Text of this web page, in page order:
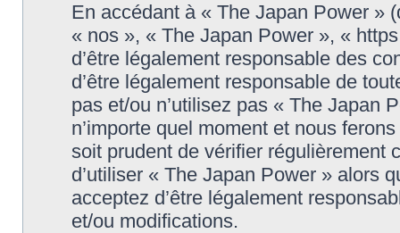
En accédant à « The Japan Power »
« nos », « The Japan Power », «
d’être légalement responsable des
d’être légalement responsable de
pas et/ou n’utilisez pas « The Japan
n’importe quel moment et nous
soit prudent de vérifier régulièrement
d’utiliser « The Japan Power » alors
acceptez d’être légalement
et/ou modifications.